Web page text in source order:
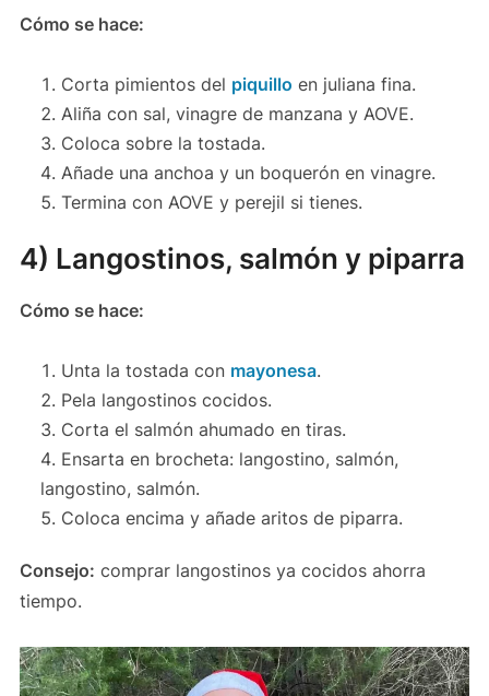
Cómo se hace:
Corta pimientos del piquillo en juliana fina.
Aliña con sal, vinagre de manzana y AOVE.
Coloca sobre la tostada.
Añade una anchoa y un boquerón en vinagre.
Termina con AOVE y perejil si tienes.
4) Langostinos, salmón y piparra
Cómo se hace:
Unta la tostada con mayonesa.
Pela langostinos cocidos.
Corta el salmón ahumado en tiras.
Ensarta en brocheta: langostino, salmón,
langostino, salmón.
Coloca encima y añade aritos de piparra.
Consejo: comprar langostinos ya cocidos ahorra
tiempo.